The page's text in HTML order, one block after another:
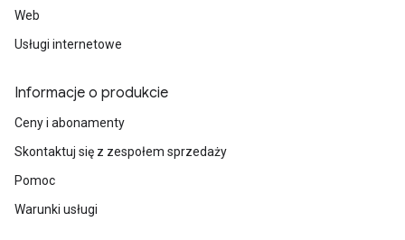
Web
Usługi internetowe
Informacje o produkcie
Ceny i abonamenty
Skontaktuj się z zespołem sprzedaży
Pomoc
Warunki usługi